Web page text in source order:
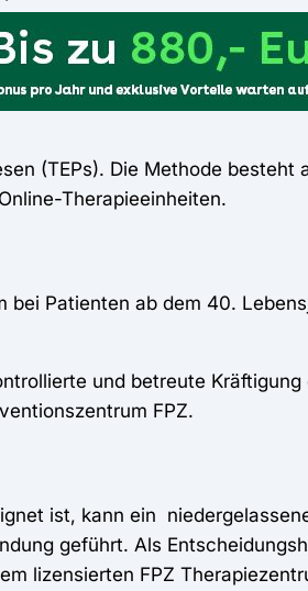
(TEPs). Die Methode besteht
Therapieeinheiten.
Patienten ab dem 40.
und betreute
FPZ.
ist, kann ein
geführt. Als
lizensierten FPZ